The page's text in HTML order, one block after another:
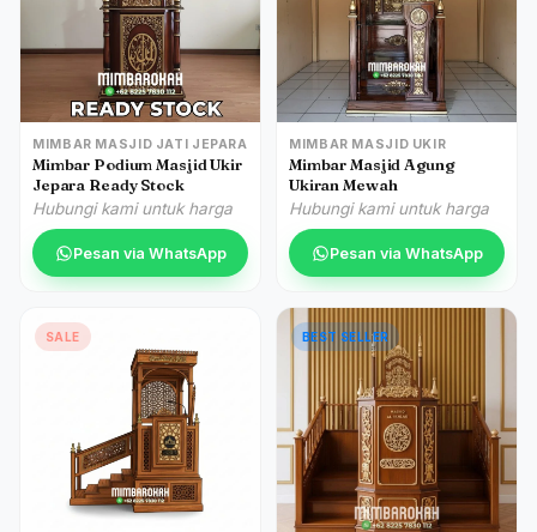
MIMBAR MASJID JATI JEPARA
Mimbar Podium Masjid Ukir
Jepara Ready Stock
Hubungi kami untuk harga
Pesan via WhatsApp
MIMBAR MASJID UKIR
Mimbar Masjid Agung
Ukiran Mewah
Hubungi kami untuk harga
Pesan via WhatsApp
SALE BEST SELLER